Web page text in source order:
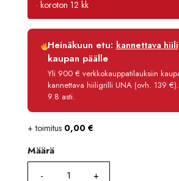
· koroton 12 kk
Luottoaika
Korko
Käsittelymaksu
Maksettava yhteensä
Heinäkuun etu: kannettava
kaupan päälle
Yli 900 € verkkokauppatilauksiin
kannettava hiiligrilli UNA (ovh. 139
9.8 asti.
+ toimitus 0,00 €
Määrä
Määrä